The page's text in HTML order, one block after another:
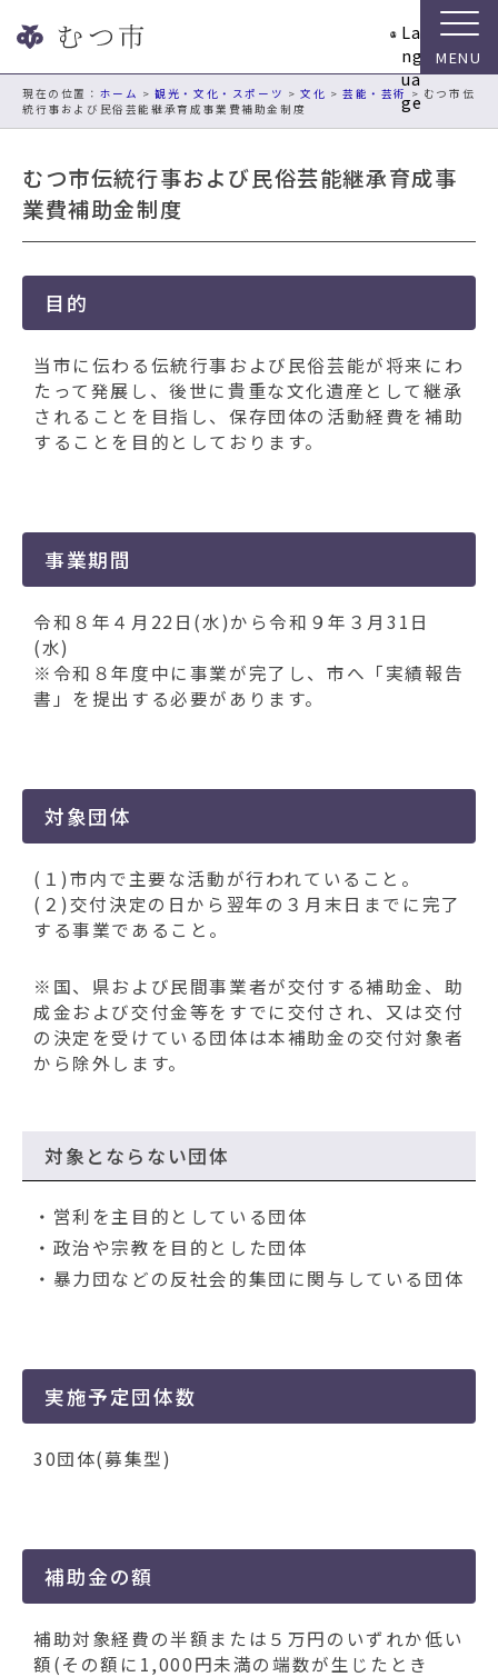
ビ
La
ng
ua
ge
現在の位置： ホーム >観光・文化・スポーツ >文化 >芸能・芸術 > むつ市伝
統行事および民俗芸能継承育成事業費補助金制度
むつ市伝統行事および民俗芸能継承育成事
業費補助金制度
目的
当市に伝わる伝統行事および民俗芸能が将来にわ
たって発展し、後世に貴重な文化遺産として継承
されることを目指し、保存団体の活動経費を補助
することを目的としております。
事業期間
令和８年４月22日(水)から令和９年３月31日
(水)
※令和８年度中に事業が完了し、市へ「実績報告
書」を提出する必要があります。
対象団体
(１)市内で主要な活動が行われていること。
(２)交付決定の日から翌年の３月末日までに完了
する事業であること。
※国、県および民間事業者が交付する補助金、助
成金および交付金等をすでに交付され、又は交付
の決定を受けている団体は本補助金の交付対象者
から除外します。
対象とならない団体
・営利を主目的としている団体
・政治や宗教を目的とした団体
・暴力団などの反社会的集団に関与している団体
実施予定団体数
30団体(募集型)
補助金の額
補助対象経費の半額または５万円のいずれか低い
額(その額に1,000円未満の端数が生じたとき